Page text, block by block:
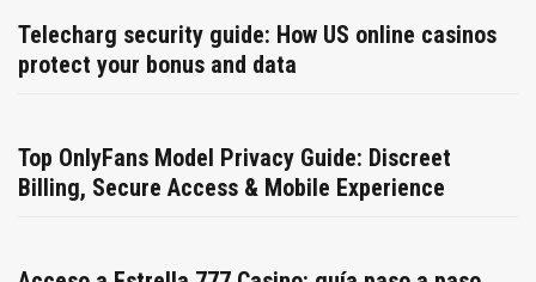
Telecharg security guide: How US online casinos
protect your bonus and data
Top OnlyFans Model Privacy Guide: Discreet
Billing, Secure Access & Mobile Experience